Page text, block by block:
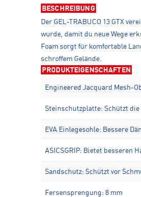
BESCHREIBUNG
Der GEL-TRABUCO 13 GTX
wurde, damit du neue Wege
Foam sorgt für komfortable
schroffem Gelände.
PRODUKTEIGENSCHAFTEN
Engineered Jacquard Mesh-
Steinschutzplatte: Schützt
EVA Einlegesohle: Bessere
ASICSGRIP: Bietet besseren
Sandschutz: Schützt vor
Fersensprengung: 8 mm